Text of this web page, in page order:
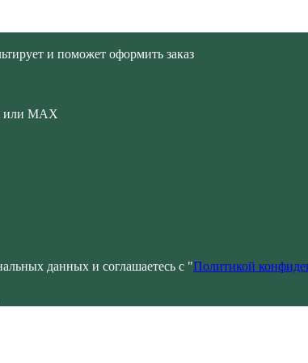
и поможет оформить заказ
или MAX
данных и соглашаетесь с "Политикой